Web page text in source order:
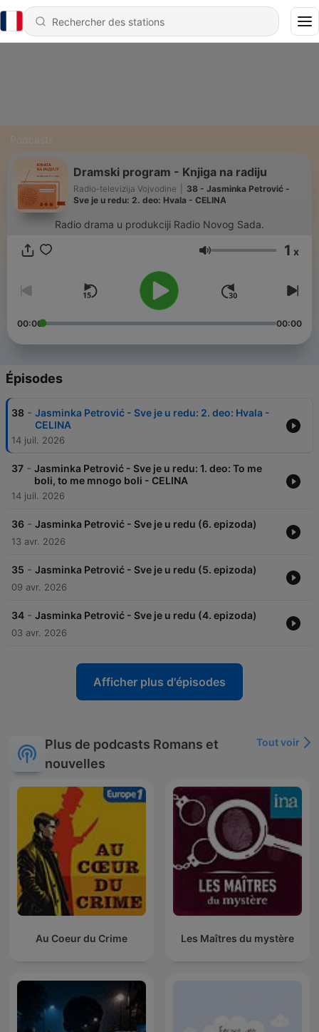
Podcasts
Dramski program - Knjiga na radiju
Radio-televizija Vojvodine
38 - Jasminka Petrović -
Sve je u redu: 2. deo: Hvala - CELINA
Radio drama u produkciji Radio Novog Sada.
Volume 1 x
00:00 00:00
Épisodes
38 - Jasminka Petrović - Sve je u redu: 2. deo: Hvala -
CELINA
14 juil. 2026
37 - Jasminka Petrović - Sve je u redu: 1. deo: To me
boli, to me mnogo boli - CELINA
14 juil. 2026
36 - Jasminka Petrović - Sve je u redu (6. epizoda)
13 avr. 2026
35 - Jasminka Petrović - Sve je u redu (5. epizoda)
09 avr. 2026
34 - Jasminka Petrović - Sve je u redu (4. epizoda)
03 avr. 2026
Afficher plus d'épisodes
Plus de podcasts Romans et
nouvelles
Tout voir
Au Coeur du Crime Les Maîtres du mystère